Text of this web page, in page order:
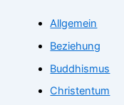
Allgemein
Beziehung
Buddhismus
Christentum